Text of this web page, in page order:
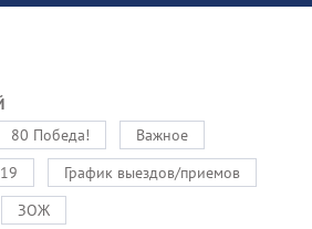
80 Победа!
Важное
График выездов/приемов
ЗОЖ